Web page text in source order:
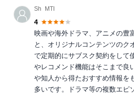
Sh_MTI
4
映画や海外ドラマ、アニメの豊
と、オリジナルコンテンツのク
で定期的にサブスク契約をして
やレコメンド機能はそこまで良
や知人から得たおすすめ情報を
多いです。ドラマ等の複数エピ